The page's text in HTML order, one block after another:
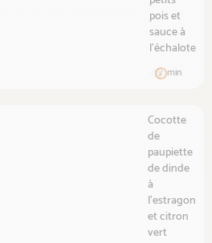
pois et
sauce à
l'échalote
min
Cocotte
de
paupiette
de dinde
à
l'estragon
et citron
vert